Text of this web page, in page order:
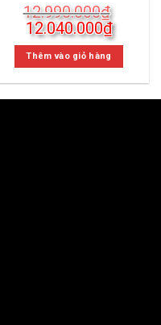
12.990.000₫
Giá
gốc
là:
12.040.000₫Giá
hiện
Thêm vào giỏ hàng